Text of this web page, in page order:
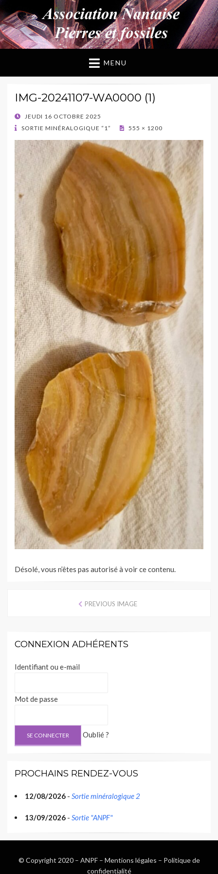
ANPF
Association Nantaise Pierres et Fossiles
MENU
IMG-20241107-WA0000 (1)
POSTED
ON
JEUDI 16 OCTOBRE 2025
SORTIE MINÉRALOGIQUE “1”
555 × 1200
Désolé, vous n’êtes pas autorisé à voir ce contenu.
PREVIOUS IMAGE
CONNEXION ADHÉRENTS
Identifiant ou e-mail
Mot de passe
Oublié ?
PROCHAINS RENDEZ-VOUS
12/08/2026 - Sortie minéralogique 2
13/09/2026 - Sortie "ANPF"
© Copyright 2020 – ANPF– Mentions légales – Politique de
confidentialité